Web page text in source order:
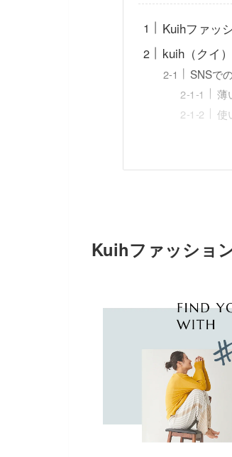
Kuihファッ
kuih（クイ
SNSで
薄
使
Kuihファッショ